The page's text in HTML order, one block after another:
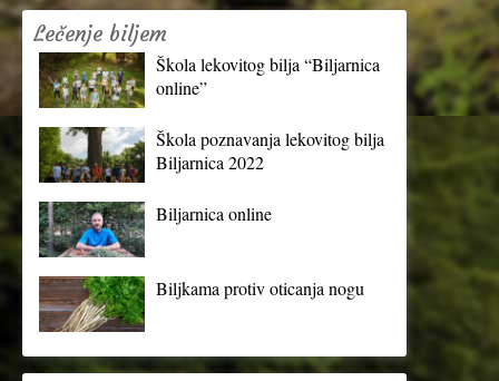
Lečenje biljem
Škola lekovitog bilja “Biljarnica
online”
Škola poznavanja lekovitog bilja
Biljarnica 2022
Biljarnica online
Biljkama protiv oticanja nogu